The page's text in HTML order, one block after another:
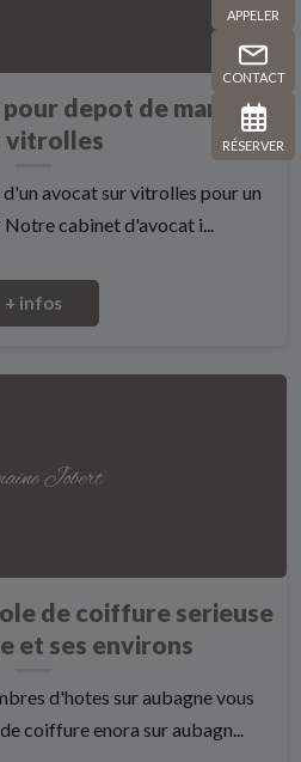
APPELER
CONTACT
RÉSERVER
depot de marque
vitrolles
avocat sur vitrolles pour un
Notre cabinet d'avocat i...
+ infos
de coiffure serieuse
et ses environs
d'hotes sur aubagne vous
coiffure enora sur aubagn...